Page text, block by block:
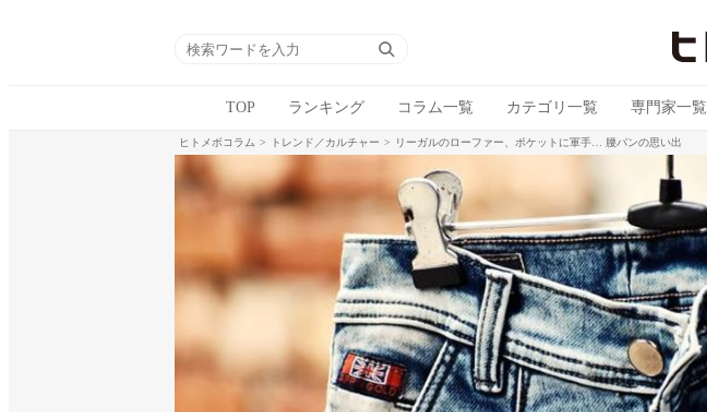
TOP ランキング コラム一覧 カテゴリ一覧 専門家一覧
ヒトメボコラム トレンド／カルチャー リーガルのローファー、ポケットに軍手… 腰パンの思い出